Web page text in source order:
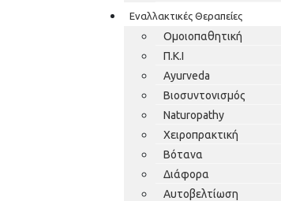
Εναλλακτικές Θεραπείες
Ομοιοπαθητική
Π.Κ.Ι
Ayurveda
Βιοσυντονισμός
Naturopathy
Χειροπρακτική
Βότανα
Διάφορα
Αυτοβελτίωση